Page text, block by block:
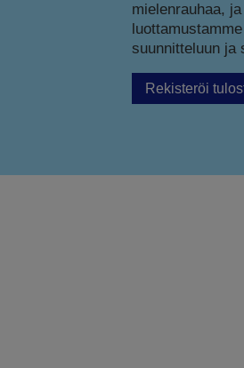
mielenrauhaa,
suunnitteluun ja
Rekisteröi